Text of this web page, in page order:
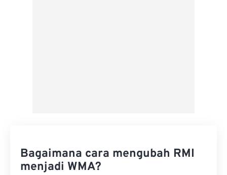
Bagaimana cara mengubah RMI
menjadi WMA?